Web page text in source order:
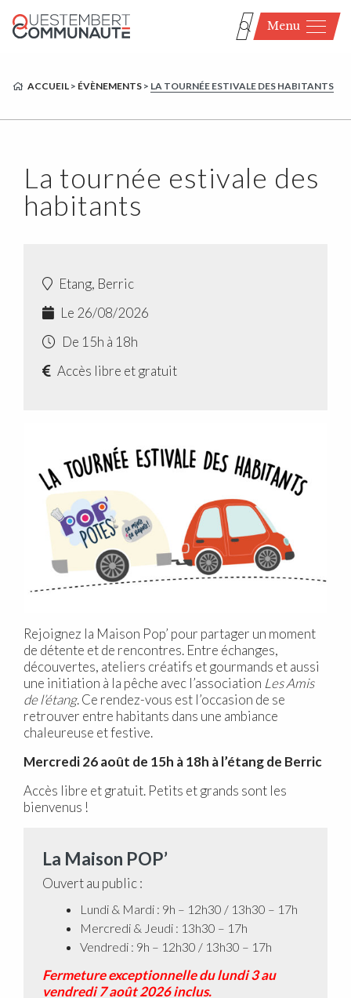
Menu
ACCUEIL > ÉVÈNEMENTS > LA TOURNÉE ESTIVALE DES HABITANTS
La tournée estivale des
habitants
Etang, Berric
Le 26/08/2026
De 15h à 18h
Accès libre et gratuit
Rejoignez la Maison Pop’ pour partager un moment
de détente et de rencontres. Entre échanges,
découvertes, ateliers créatifs et gourmands et aussi
une initiation à la pêche avec l’association Les Amis
de l’étang. Ce rendez-vous est l’occasion de se
retrouver entre habitants dans une ambiance
chaleureuse et festive.
Mercredi 26 août de 15h à 18h à l’étang de Berric
Accès libre et gratuit. Petits et grands sont les
bienvenus !
La Maison POP’
Ouvert au public :
Lundi & Mardi : 9h – 12h30 / 13h30 – 17h
Mercredi & Jeudi : 13h30 – 17h
Vendredi : 9h – 12h30 / 13h30 – 17h
Fermeture exceptionnelle du lundi 3 au
vendredi 7 août 2026 inclus.